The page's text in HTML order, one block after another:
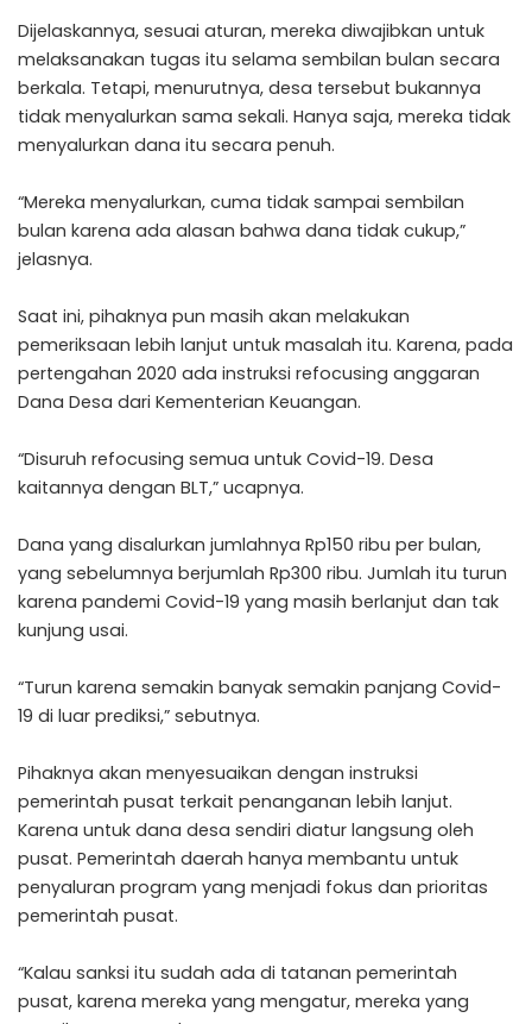
Dijelaskannya, sesuai aturan, mereka diwajibkan untuk
melaksanakan tugas itu selama sembilan bulan secara
berkala. Tetapi, menurutnya, desa tersebut bukannya
tidak menyalurkan sama sekali. Hanya saja, mereka tidak
menyalurkan dana itu secara penuh.
“Mereka menyalurkan, cuma tidak sampai sembilan
bulan karena ada alasan bahwa dana tidak cukup,”
jelasnya.
Saat ini, pihaknya pun masih akan melakukan
pemeriksaan lebih lanjut untuk masalah itu. Karena, pada
pertengahan 2020 ada instruksi refocusing anggaran
Dana Desa dari Kementerian Keuangan.
“Disuruh refocusing semua untuk Covid-19. Desa
kaitannya dengan BLT,” ucapnya.
Dana yang disalurkan jumlahnya Rp150 ribu per bulan,
yang sebelumnya berjumlah Rp300 ribu. Jumlah itu turun
karena pandemi Covid-19 yang masih berlanjut dan tak
kunjung usai.
“Turun karena semakin banyak semakin panjang Covid-
19 di luar prediksi,” sebutnya.
Pihaknya akan menyesuaikan dengan instruksi
pemerintah pusat terkait penanganan lebih lanjut.
Karena untuk dana desa sendiri diatur langsung oleh
pusat. Pemerintah daerah hanya membantu untuk
penyaluran program yang menjadi fokus dan prioritas
pemerintah pusat.
“Kalau sanksi itu sudah ada di tatanan pemerintah
pusat, karena mereka yang mengatur, mereka yang